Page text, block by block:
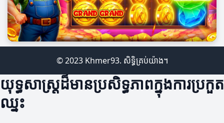
© 2023 Khmer93. សិទ្ធិគ្រប់យ៉ាង។
យុទ្ធសាស្ត្រដ៏មានប្រសិទ្ធភាពក្នុងការប្រកួត
ឈ្នះ